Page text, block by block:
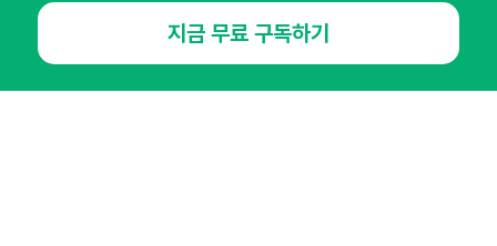
오픈애즈란 공지사항 제휴문의
인사이터 신청
지금 무료 구독하기